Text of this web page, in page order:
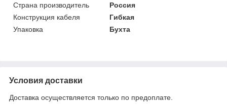
Страна производитель
Россия
Конструкция кабеля
Гибкая
Упаковка
Бухта
Условия доставки
Доставка осуществляется только по предоплате.